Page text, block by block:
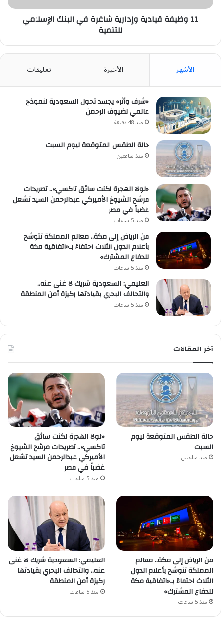
للتنمية
11 وظيفة قيادية وإدارية شاغرة في البنك الإسلامي
للتنمية
الأشهر الأخيرة تعليقات
«شرف وأثر» يجسد تحول السعودية لنموذج
عالمي لضيوف الرحمن
منذ 48 دقيقة
حالة الطقس المتوقعة ليوم السبت
منذ ساعتين
«لولا الهجرة لكنت سائق تاكسي».. تصريحات
مرشح الشيوخ الأميركي عبدالرحمن السيد تشعل
غضباً في مصر
منذ 5 ساعات
من الرياض إلى مكة.. معالم المملكة تتوشح
بأعلام الدول الثلاث احتفاءً بـ«اتفاقية مكة
للدفاع المشترك»
منذ 5 ساعات
العليمي: السعودية شريك لا غنى عنه..
والتحالف البحري بقيادتها ركيزة أمن المنطقة
منذ 5 ساعات
آخر المقالات
حالة الطقس المتوقعة ليوم
السبت
منذ ساعتين
«لولا الهجرة لكنت سائق
تاكسي».. تصريحات مرشح الشيوخ
الأميركي عبدالرحمن السيد تشعل
غضباً في مصر
منذ 5 ساعات
من الرياض إلى مكة.. معالم
المملكة تتوشح بأعلام الدول
الثلاث احتفاءً بـ«اتفاقية مكة
للدفاع المشترك»
منذ 5 ساعات
العليمي: السعودية شريك لا غنى
عنه.. والتحالف البحري بقيادتها
ركيزة أمن المنطقة
منذ 5 ساعات